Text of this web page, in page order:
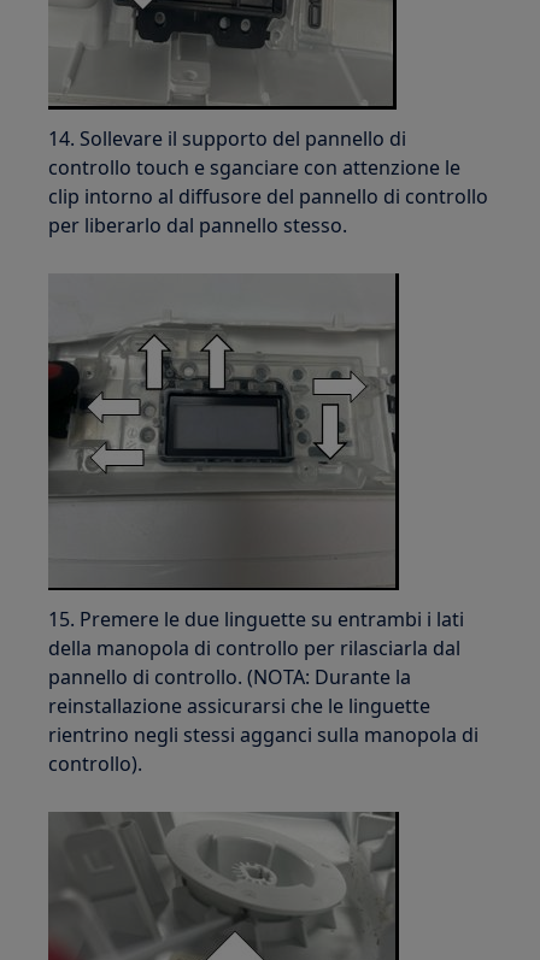
14. Sollevare il supporto del pannello di
controllo touch e sganciare con attenzione le
clip intorno al diffusore del pannello di controllo
per liberarlo dal pannello stesso.
15. Premere le due linguette su entrambi i lati
della manopola di controllo per rilasciarla dal
pannello di controllo. (NOTA: Durante la
reinstallazione assicurarsi che le linguette
rientrino negli stessi agganci sulla manopola di
controllo).